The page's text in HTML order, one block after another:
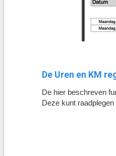
De Uren en KM
De hier beschreven
Deze kunt